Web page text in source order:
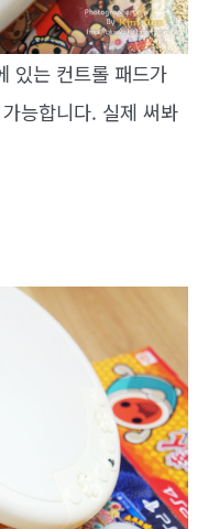
있는 컨트롤 패드가
능합니다. 실제 써봐